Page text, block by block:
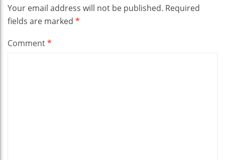
Your email address will not be published. Required
fields are marked *
Comment*